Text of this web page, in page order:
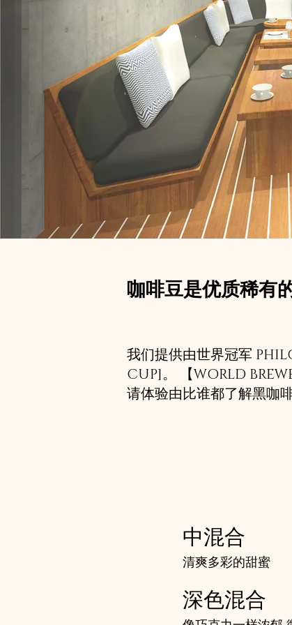
咖啡豆是优质稀有
我们提供由世界冠军
CUP]。 【WORLD
请体验由比谁都了解黑咖
中混合
清爽多彩的甜蜜
深色混合